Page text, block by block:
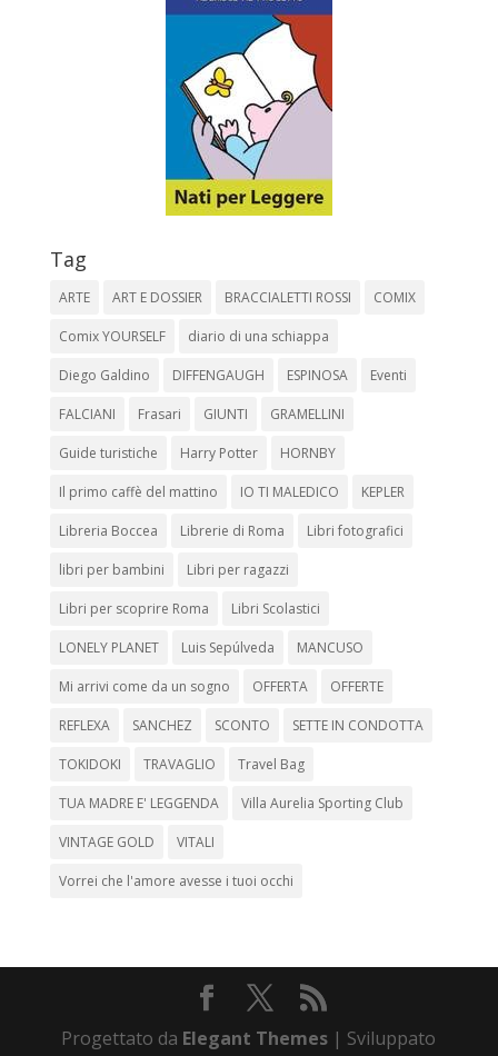
Tag
ARTE ART E DOSSIER BRACCIALETTI ROSSI COMIX
Comix YOURSELF diario di una schiappa
Diego Galdino DIFFENGAUGH ESPINOSA Eventi
FALCIANI Frasari GIUNTI GRAMELLINI
Guide turistiche Harry Potter HORNBY
Il primo caffè del mattino IO TI MALEDICO KEPLER
Libreria Boccea Librerie di Roma Libri fotografici
libri per bambini Libri per ragazzi
Libri per scoprire Roma Libri Scolastici
LONELY PLANET Luis Sepúlveda MANCUSO
Mi arrivi come da un sogno OFFERTA OFFERTE
REFLEXA SANCHEZ SCONTO SETTE IN CONDOTTA
TOKIDOKI TRAVAGLIO Travel Bag
TUA MADRE E' LEGGENDA Villa Aurelia Sporting Club
VINTAGE GOLD VITALI
Vorrei che l'amore avesse i tuoi occhi
Progettato da Elegant Themes | Sviluppato